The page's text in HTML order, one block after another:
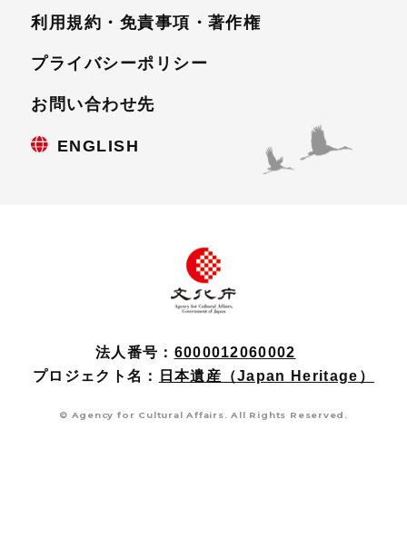
利用規約・免責事項・著作権
プライバシーポリシー
お問い合わせ先
ENGLISH
法人番号： 6000012060002
プロジェクト名：
日本遺産（Japan Heritage）
© Agency for Cultural Affairs. All Rights Reserved.